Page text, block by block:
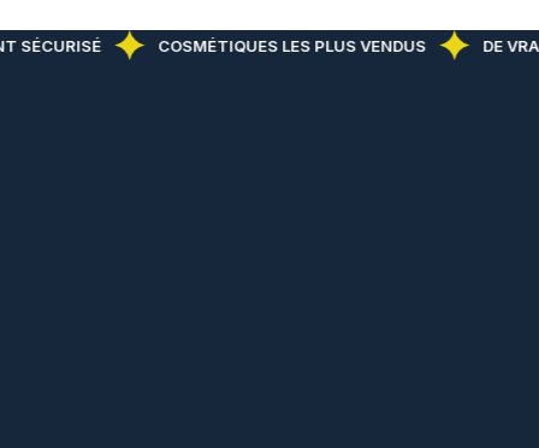
SÉCURISÉ COSMÉTIQUES LES PLUS VENDUS DE